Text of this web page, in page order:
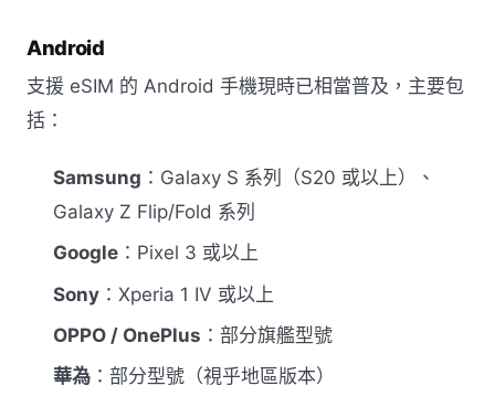
Android
支援 eSIM 的 Android 手機現時已相當普及，主要包
括：
Samsung ：Galaxy S 系列（S20 或以上）、
Galaxy Z Flip/Fold 系列
Google ：Pixel 3 或以上
Sony ：Xperia 1 IV 或以上
OPPO / OnePlus ：部分旗艦型號
華為 ：部分型號（視乎地區版本）